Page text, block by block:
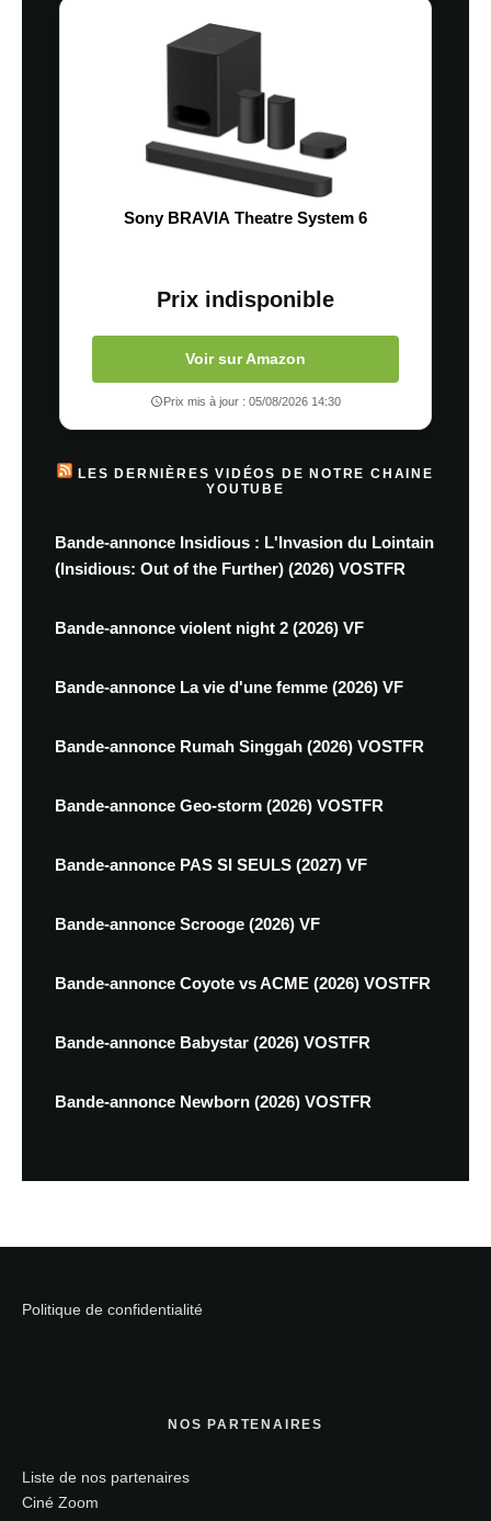
Sony BRAVIA Theatre System 6
Prix indisponible
Voir sur Amazon
Prix mis à jour : 05/08/2026 14:30
LES DERNIÈRES VIDÉOS DE NOTRE CHAINE
YOUTUBE
Bande-annonce Insidious : L'Invasion du Lointain
(Insidious: Out of the Further) (2026) VOSTFR
Bande-annonce violent night 2 (2026) VF
Bande-annonce La vie d'une femme (2026) VF
Bande-annonce Rumah Singgah (2026) VOSTFR
Bande-annonce Geo-storm (2026) VOSTFR
Bande-annonce PAS SI SEULS (2027) VF
Bande-annonce Scrooge (2026) VF
Bande-annonce Coyote vs ACME (2026) VOSTFR
Bande-annonce Babystar (2026) VOSTFR
Bande-annonce Newborn (2026) VOSTFR
Politique de confidentialité
NOS PARTENAIRES
Liste de nos partenaires
Ciné Zoom